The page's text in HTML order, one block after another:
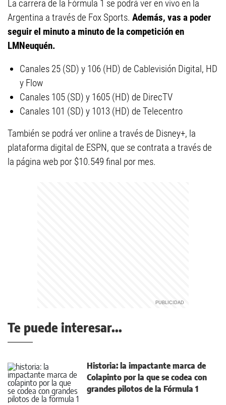
La carrera de la Fórmula 1 se podrá ver en vivo en la
Argentina a través de Fox Sports. Además, vas a poder
seguir el minuto a minuto de la competición en
LMNeuquén.
Canales 25 (SD) y 106 (HD) de Cablevisión Digital, HD
y Flow
Canales 105 (SD) y 1605 (HD) de DirecTV
Canales 101 (SD) y 1013 (HD) de Telecentro
También se podrá ver online a través de Disney+, la
plataforma digital de ESPN, que se contrata a través de
la página web por $10.549 final por mes.
Te puede interesar...
Historia: la impactante marca de
Colapinto por la que se codea con
grandes pilotos de la Fórmula 1